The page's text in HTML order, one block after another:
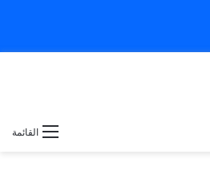
القائمة